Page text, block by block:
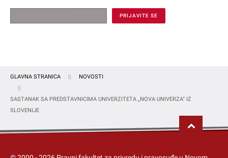
GLAVNA STRANICA NOVOSTI
SASTANAK SA PREDSTAVNICIMA UNIVERZITETA „NOVA UNIVERZA“ IZ
SLOVENIJE